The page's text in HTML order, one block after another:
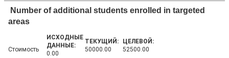
Number of additional students enrolled in targeted
areas
Стоимость
0.00
50000.00 52500.00